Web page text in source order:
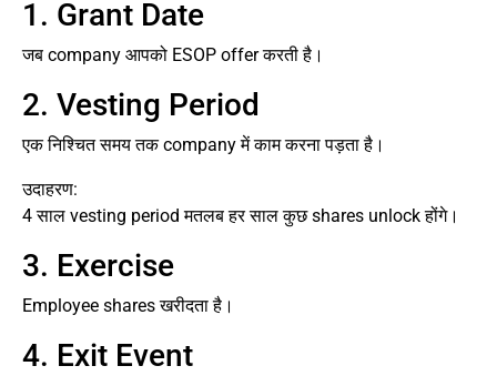
1. Grant Date
जब company आपको ESOP offer करती है।
2. Vesting Period
एक निश्चित समय तक company में काम करना पड़ता है।
उदाहरण:
4 साल vesting period मतलब हर साल कुछ shares unlock होंगे।
3. Exercise
Employee shares खरीदता है।
4. Exit Event